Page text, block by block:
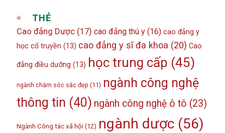
THẺ
Cao đẳng Dược(17) cao đẳng thú y(16) cao đẳng y
học cổ truyền (13) cao đẳng y sĩ đa khoa (20) Cao
đẳng điều dưỡng (13) học trung cấp (45)
ngành chăm sóc sắc đẹp (11) ngành công nghệ
thông tin (40) ngành công nghệ ô tô (23)
Ngành Công tác xã hội(12) ngành dược(56)